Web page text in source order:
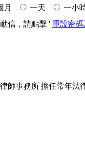
月 一天
一小
信，請點擊 ' 重設密
師事務所 擔任常年法